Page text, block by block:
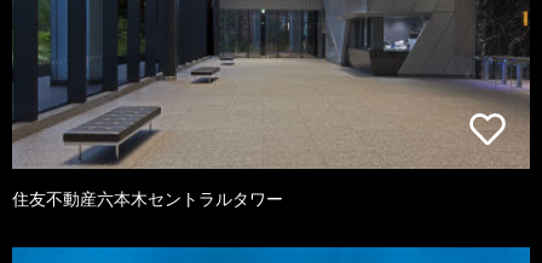
住友不動産六本木セントラルタワー